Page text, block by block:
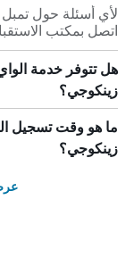
لأي أسئلة حول تمبل
اتصل بمكتب الاستقبال
هل تتوفر خدمة
زينكوجي؟
ما هو وقت تسجيل
زينكوجي؟